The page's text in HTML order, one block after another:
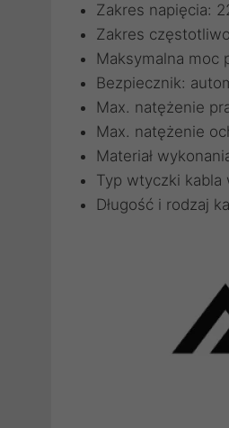
Zakres napięcia:
Zakres
Maksymalna moc
Bezpiecznik:
Max. natężenie
Max. natężenie
Materiał
Typ wtyczki kabla
Długość i rodzaj